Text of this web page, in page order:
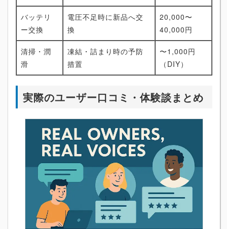
バッテリ
ー交換
電圧不足時に新品へ交
換
20,000〜
40,000円
清掃・潤
滑
凍結・詰まり時の予防
措置
〜1,000円
（DIY）
実際のユーザー口コミ・体験談まとめ